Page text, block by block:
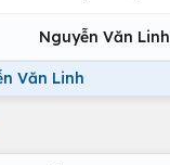
Nguyễn Văn Linh
Văn Linh